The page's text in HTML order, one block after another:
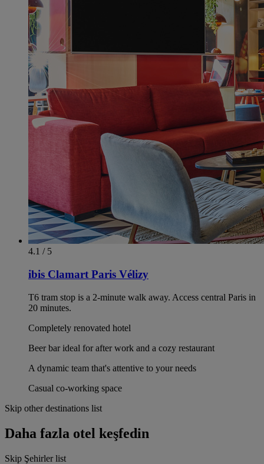
4.1 / 5
ibis Clamart Paris Vélizy
T6 tram stop is a 2-minute walk away. Access central Paris in
20 minutes.
Completely renovated hotel
Beer bar ideal for after work and a cozy restaurant
A dynamic team that's attentive to your needs
Casual co-working space
Skip other destinations list
Daha fazla otel keşfedin
Skip Şehirler list